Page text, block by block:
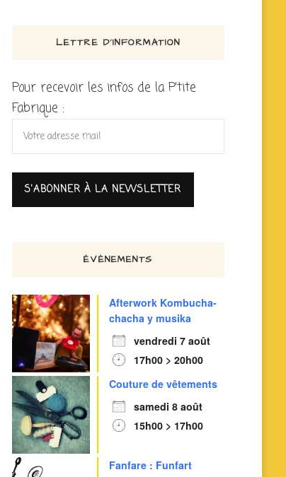
LETTRE D’INFORMATION
Pour recevoir les infos de la P'tite
Fabrique :
ÉVÈNEMENTS
Afterwork Kombucha-
chacha y musika
vendredi 7 août
17h00 > 20h00
Couture de vêtements
samedi 8 août
15h00 > 17h00
Fanfare : Funfart